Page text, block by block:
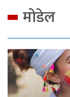
मोडेल